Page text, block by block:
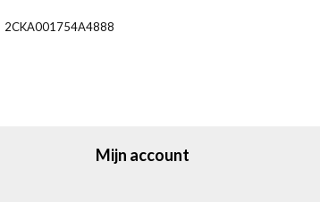
2CKA001754A4888
Mijn account